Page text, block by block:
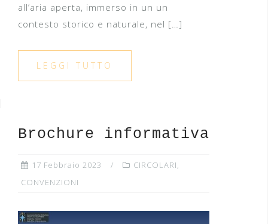
all’aria aperta, immerso in un un
contesto storico e naturale, nel […]
LEGGI TUTTO
Brochure informativa
17 Febbraio 2023 CIRCOLARI,
CONVENZIONI